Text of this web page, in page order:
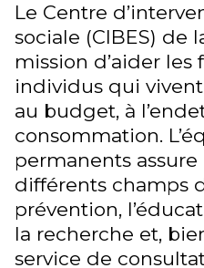
Le Centre
sociale (CIBES) de
mission d’aider les
individus qui
au budget, à
consommation.
permanents
différents champs
prévention,
la recherche et,
service de